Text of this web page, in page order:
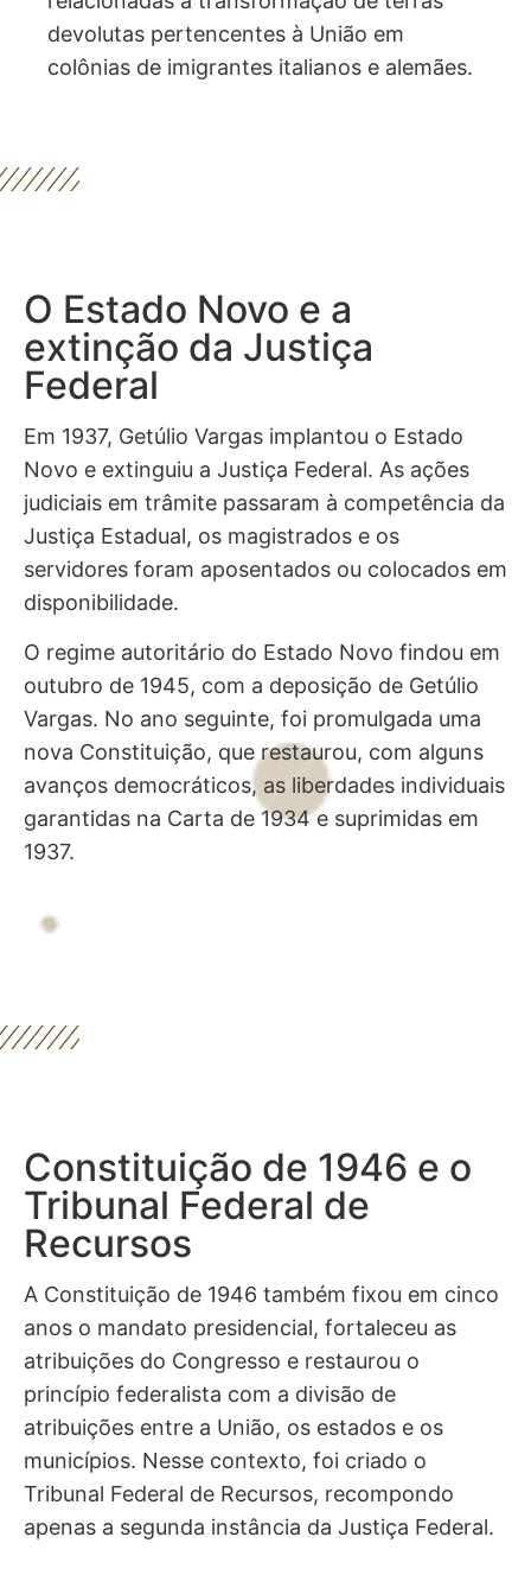
relacionadas à transformação de terras
devolutas pertencentes à União em
O Estado Novo e a
extinção da Justiça
Federal
Em 1937, Getúlio Vargas implantou o Estado
Novo e extinguiu a Justiça Federal. As ações
judiciais em trâmite passaram à competência da
Justiça Estadual, os magistrados e os
servidores foram aposentados ou colocados em
O regime autoritário do Estado Novo findou em
outubro de 1945, com a deposição de Getúlio
Vargas. No ano seguinte, foi promulgada uma
nova Constituição, que restaurou, com alguns
avanços democráticos, as liberdades individuais
garantidas na Carta de 1934 e suprimidas em
Constituição de 1946 e o
Tribunal Federal de
Recursos
A Constituição de 1946 também fixou em cinco
anos o mandato presidencial, fortaleceu as
atribuições do Congresso e restaurou o
princípio federalista com a divisão de
atribuições entre a União, os estados e os
municípios. Nesse contexto, foi criado o
Tribunal Federal de Recursos, recompondo